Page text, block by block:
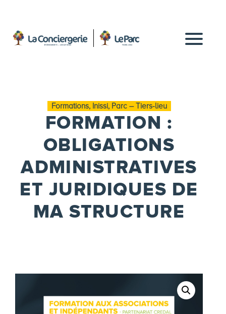
Formations, Inissi, Parc – Tiers-lieu
FORMATION :
OBLIGATIONS
ADMINISTRATIVES
ET JURIDIQUES DE
MA STRUCTURE